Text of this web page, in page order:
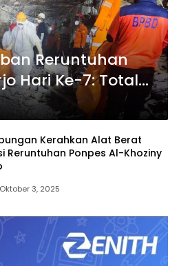
Reruntuhan
Hari Ke-7: Total
Capai 52
Kerahkan Alat Berat
Reruntuhan Ponpes Al-Khoziny
Oktober 3, 2025